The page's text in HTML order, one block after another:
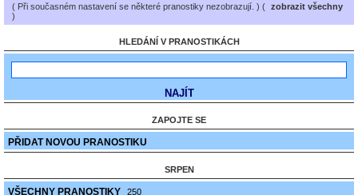
( Při současném nastavení se některé pranostiky nezobrazují. ) ( zobrazit všechny
)
HLEDÁNÍ V PRANOSTIKÁCH
ZAPOJTE SE
PŘIDAT NOVOU PRANOSTIKU
SRPEN
VŠECHNY PRANOSTIKY 250